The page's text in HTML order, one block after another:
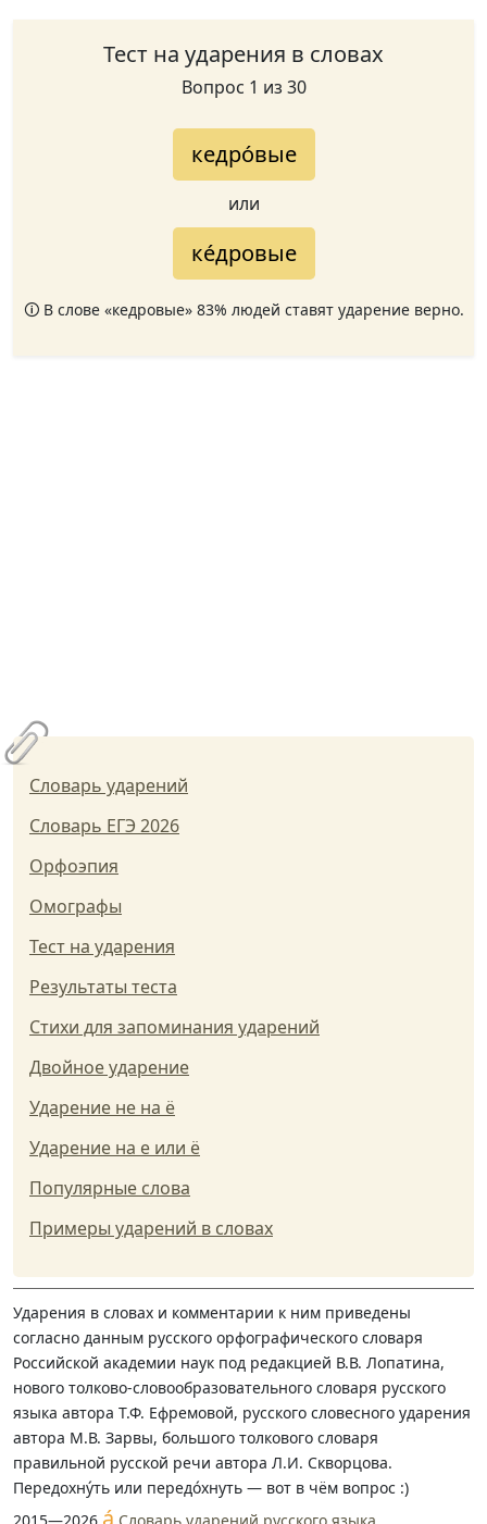
Тест на ударения в словах
Вопрос 1 из 30
кедро́вые
или
ке́дровые
🛈 В слове «кедровые» 83% людей ставят ударение верно.
Словарь ударений
Словарь ЕГЭ 2026
Орфоэпия
Омографы
Тест на ударения
Результаты теста
Стихи для запоминания ударений
Двойное ударение
Ударение не на ё
Ударение на е или ё
Популярные слова
Примеры ударений в словах
Ударения в словах и комментарии к ним приведены
согласно данным русского орфографического словаря
Российской академии наук под редакцией В.В. Лопатина,
нового толково-словообразовательного словаря русского
языка автора Т.Ф. Ефремовой, русского словесного ударения
автора М.В. Зарвы, большого толкового словаря
правильной русской речи автора Л.И. Скворцова.
Передохну́ть или передо́хнуть — вот в чём вопрос :)
á